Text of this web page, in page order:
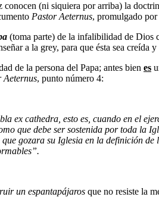
(ni siquiera por arriba) la
Pastor Aeternus, promulgado
(toma parte) de la infalibilidad de Dios
a la grey, para que ésta sea creída
de la persona del Papa; antes bien es
Aeternus, punto número 4:
ex cathedra, esto es, cuando en el
que debe ser sostenida por toda la
gozara su Iglesia en la definición
un espantapájaros que no resiste la